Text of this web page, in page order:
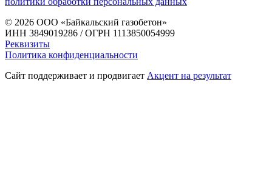
© 2026 ООО «Байкальский газобетон»
ИНН 3849019286 / ОГРН 1113850054999
Реквизиты
Политика конфиденциальности
Сайт поддерживает и продвигает Акцент на результат